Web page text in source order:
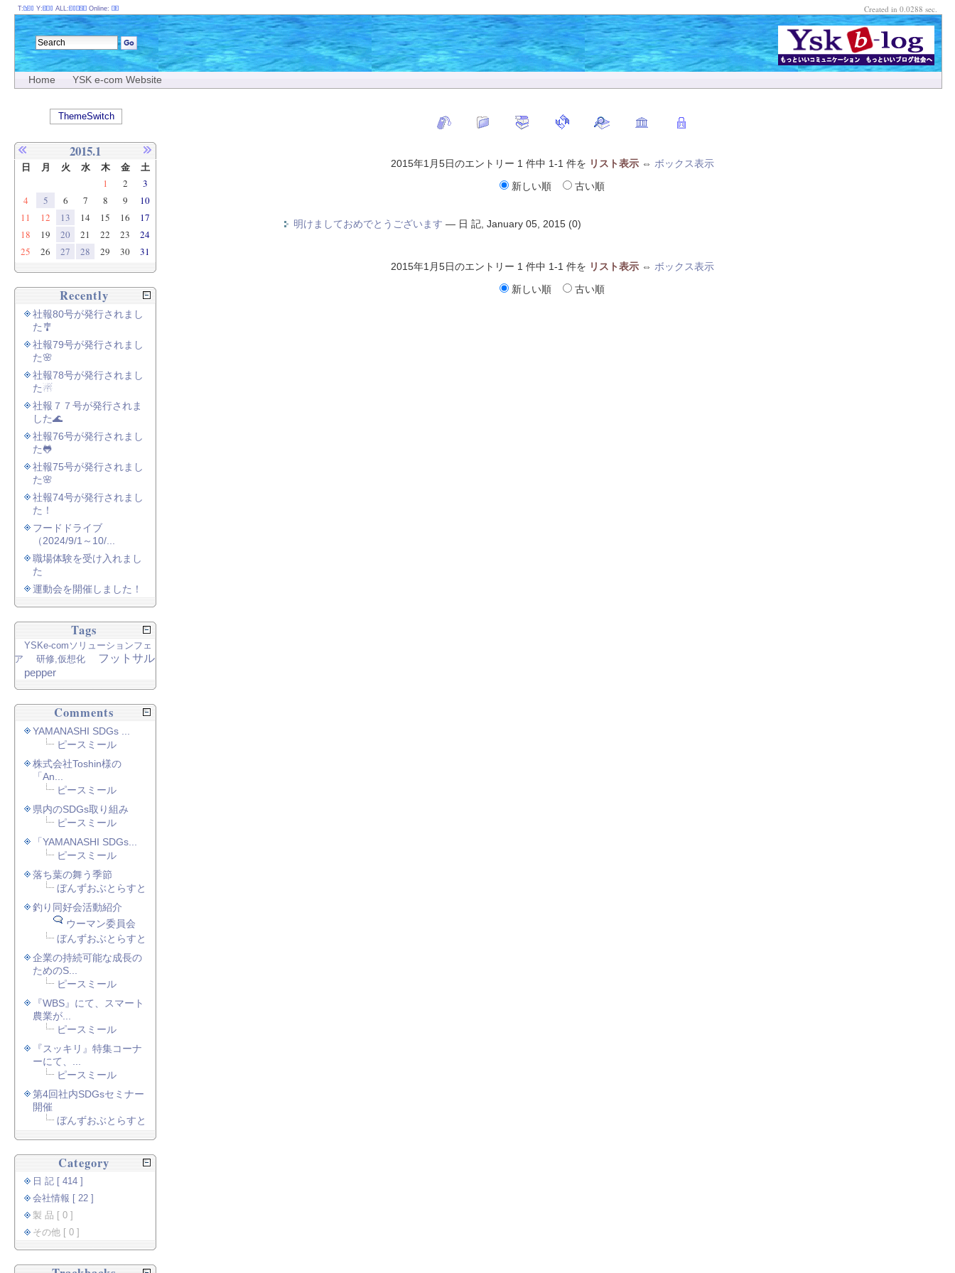
Home YSK e-com Website
2015年1月5日のエントリー 1 件中 1-1 件を リスト表示⇔ ボックス表示
新しい順
古い順
明けましておめでとうございます — 日 記, January 05, 2015 (0)
2015年1月5日のエントリー 1 件中 1-1 件を リスト表示⇔ ボックス表示
新しい順
古い順
T: Y: ALL: Online:
ThemeSwitch
Created in 0.0288 sec.
2015.1
日 月 火 水 木 金 土
1 2
3
4
5 6 7 8 9
10
11
12 13 14 15 16
17
18
19 20 21 22 23
24
25
26 27 28 29 30 31
Recently
社報80号が発行されまし
た🎐
社報79号が発行されまし
た🌸
社報78号が発行されまし
た☃
社報７７号が発行されま
した🌊
社報76号が発行されまし
た🐸
社報75号が発行されまし
た🌸
社報74号が発行されまし
た！
フードドライブ
（2024/9/1～10/...
職場体験を受け入れまし
た
運動会を開催しました！
Tags
YSKe-comソリューションフェ
ア
研修,仮想化
フットサル
pepper
Comments
YAMANASHI SDGs ...
ピースミール
株式会社Toshin様の
「An...
ピースミール
県内のSDGs取り組み
ピースミール
「YAMANASHI SDGs...
ピースミール
落ち葉の舞う季節
ぼんずおぶとらすと
釣り同好会活動紹介
ウーマン委員会
ぼんずおぶとらすと
企業の持続可能な成長の
ためのS...
ピースミール
『WBS』にて、スマート
農業が...
ピースミール
『スッキリ』特集コーナ
ーにて、...
ピースミール
第4回社内SDGsセミナー
開催
ぼんずおぶとらすと
Category
日 記 [ 414 ]
会社情報 [ 22 ]
製 品 [ 0 ]
その他 [ 0 ]